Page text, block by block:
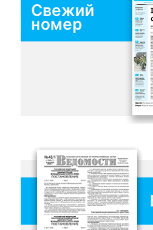
Свежий
номер